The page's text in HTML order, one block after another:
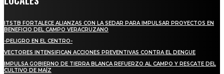
ITSTB FORTALECE ALIANZAS CON LA SEDAR PARA IMPULSAR PROYECTOS EN
BENEFICIO DEL CAMPO VERACRUZANO
-PELIGRO EN EL CENTRO-
VECTORES INTENSIFICAN ACCIONES PREVENTIVAS CONTRA EL DENGUE
IMPULSA GOBIERNO DE TIERRA BLANCA REFUERZO AL CAMPO Y RESCATE DEL
CULTIVO DE MAÍZ